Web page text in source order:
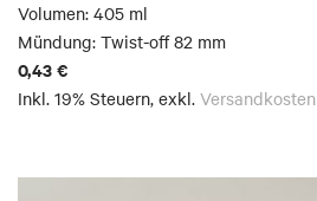
Volumen: 405 ml
Mündung: Twist-off 82 mm
0,43 €
Inkl. 19% Steuern, exkl. Versandkosten